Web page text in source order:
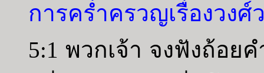
การคร่ำครวญเรื่องวงศ์
5:1 พวกเจ้า จงฟังถ้อย